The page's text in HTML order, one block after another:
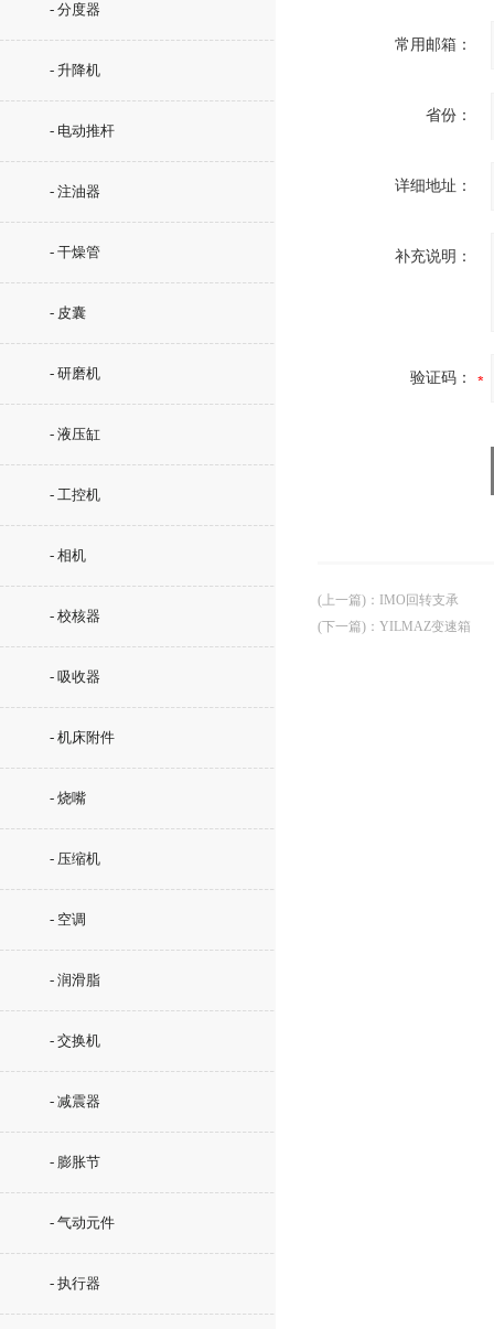
- 分度器
- 升降机
- 电动推杆
- 注油器
- 干燥管
- 皮囊
- 研磨机
- 液压缸
- 工控机
- 相机
- 校核器
- 吸收器
- 机床附件
- 烧嘴
- 压缩机
- 空调
- 润滑脂
- 交换机
- 减震器
- 膨胀节
- 气动元件
- 执行器
常用邮箱：
省份：
详细地址：
补充说明：
验证码：
(上一篇) ：
IMO回转支承
(下一篇) ： YILMAZ变速箱